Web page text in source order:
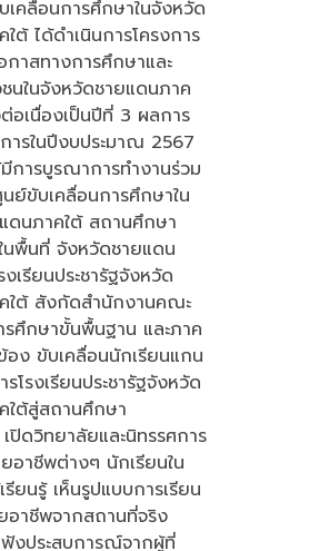
คลื่อนการศึกษาในจังหวัด
ต้ ได้ดำเนินการโครงการ
กาสทางการศึกษาและ
นในจังหวัดชายแดนภาค
อเนื่องเป็นปีที่ 3 ผลการ
ารในปีงบประมาณ 2567
การบูรณาการทำงานร่วม
ย์ขับเคลื่อนการศึกษาใน
ดนภาคใต้ สถานศึกษา
นพื้นที่ จังหวัดชายแดน
งเรียนประชารัฐจังหวัด
ใต้ สังกัดสำนักงานคณะ
รศึกษาขั้นพื้นฐาน และภาค
อง ขับเคลื่อนนักเรียนแกน
รโรงเรียนประชารัฐจังหวัด
ใต้สู่สถานศึกษา
ปิดวิทยาลัยและนิทรรศการ
อาชีพต่างๆ นักเรียนใน
รียนรู้ เห็นรูปแบบการเรียน
อาชีพจากสถานที่จริง
งประสบการณ์จากผู้ที่